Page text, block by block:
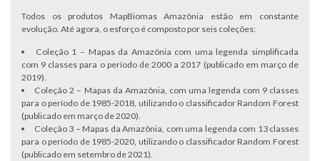
Todos os produtos MapBiomas Amazônia estão em constante
evolução. Até agora, o esforço é composto por seis coleções:
Coleção 1 – Mapas da Amazônia com uma legenda simplificada
com 9 classes para o período de 2000 a 2017 (publicado em março de
2019).
Coleção 2 – Mapas da Amazônia, com uma legenda com 9 classes
para o período de 1985-2018, utilizando o classificador Random Forest
(publicado em março de 2020).
Coleção 3 – Mapas da Amazônia, com uma legenda com 13 classes
para o período de 1985-2020, utilizando o classificador Random Forest
(publicado em setembro de 2021).